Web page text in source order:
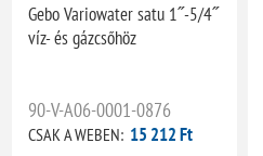
Gebo Variowater satu 1˝-5/4˝
víz- és gázcsőhöz
90-V-A06-0001-0876
CSAK A WEBEN: 15 212 Ft